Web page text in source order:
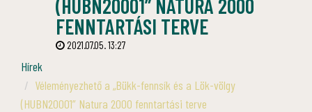
(HUBN20001” NATURA 2000
FENNTARTÁSI TERVE
2021.07.05. 13:27
Hírek
Véleményezhető a „Bükk-fennsík és a Lök-völgy
(HUBN20001” Natura 2000 fenntartási terve